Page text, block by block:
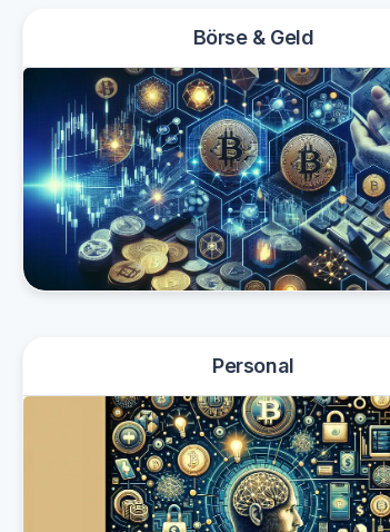
Börse & Geld
Personal